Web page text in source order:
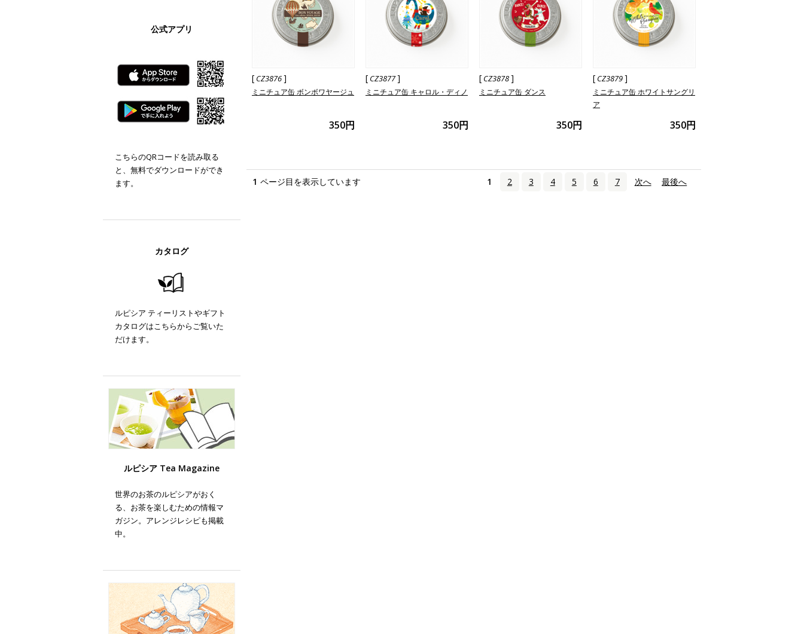
[ CZ3876]
ミニチュア缶 ボンボワヤージュ
350円
[ CZ3877]
ミニチュア缶 キャロル・ディノ
350円
[ CZ3878]
ミニチュア缶 ダンス
350円
[ CZ3879]
ミニチュア缶 ホワイトサングリ
ア
350円
1 ページ目を表示しています 1 2 3 4 5 6 7 次へ 最後へ
公式アプリ
こちらのQRコードを読み取る
と、無料でダウンロードができ
ます。
カタログ
ルピシア ティーリストやギフト
カタログはこちらからご覧いた
だけます。
ルピシア Tea Magazine
世界のお茶のルピシアがおく
る、お茶を楽しむための情報マ
ガジン。アレンジレシピも掲載
中。